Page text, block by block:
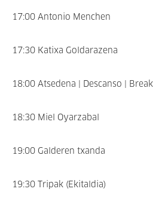
17:00 Antonio Menchen
17:30 Katixa Goldarazena
18:00 Atsedena | Descanso | Break
18:30 Miel Oyarzabal
19:00 Galderen txanda
19:30 Tripak (Ekitaldia)